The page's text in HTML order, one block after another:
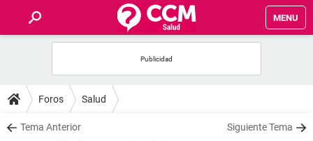
MENU
FOROS
SALUD
Foros Salud
Tema Anterior Siguiente Tema